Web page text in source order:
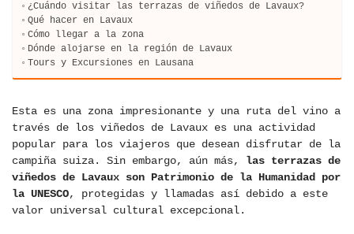
¿Cuándo visitar las terrazas de viñedos de Lavaux?
Qué hacer en Lavaux
Cómo llegar a la zona
Dónde alojarse en la región de Lavaux
Tours y Excursiones en Lausana
Esta es una zona impresionante y una ruta del vino a
través de los viñedos de Lavaux es una actividad
popular para los viajeros que desean disfrutar de la
campiña suiza. Sin embargo, aún más, las terrazas de
viñedos de Lavaux son Patrimonio de la Humanidad por
la UNESCO, protegidas y llamadas así debido a este
valor universal cultural excepcional.